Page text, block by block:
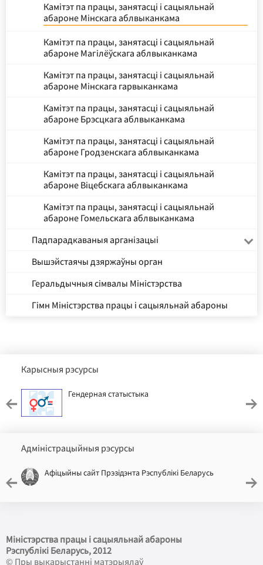
Камітэт па працы, занятасці і сацыяльнай
абароне Мінскага аблвыканкама
Камітэт па працы, занятасці і сацыяльнай
абароне Магілёўскага аблвыканкама
Камітэт па працы, занятасці і сацыяльнай
абароне Мінскага гарвыканкама
Камітэт па працы, занятасці і сацыяльнай
абароне Брэсцкага аблвыканкама
Камітэт па працы, занятасці і сацыяльнай
абароне Гродзенскага аблвыканкама
Камітэт па працы, занятасці і сацыяльнай
абароне Віцебскага аблвыканкама
Камітэт па працы, занятасці і сацыяльнай
абароне Гомельскага аблвыканкама
Падпарадкаваныя арганізацыі
Вышэйстаячы дзяржаўны орган
Геральдычныя сімвалы Міністэрства
Гімн Міністэрства працы і сацыяльнай абароны
Карысныя рэсурсы
Гендерная статыстыка
Адміністрацыйныя рэсурсы
Афіцыйны сайт Прэзідэнта Рэспублікі Беларусь
Міністэрства працы і сацыяльнай абароны
Рэспублікі Беларусь, 2012
© Пры выкарыстанні матэрыялаў